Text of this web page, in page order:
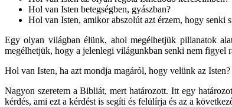
Hol van Isten betegségben, gyászban?
Hol van Isten, amikor abszolút azt érzem, hogy senki
Egy olyan világban élünk, ahol megélhetjük pillanatok
megélhetjük, hogy a jelenlegi világunkban senki nem figyel
Hol van Isten, ha azt mondja magáról, hogy velünk az
Nagyon szeretem a Bibliát, mert határozott. Itt egy
kérdés, ami ezt a kérdést is segíti és felülírja és az a